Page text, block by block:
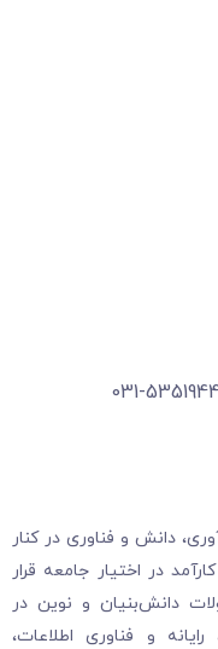
دانش و فناوری در کنار
در اختیار جامعه قرار
دانش‌بنیان و نوین در
و فناوری اطلاعات،